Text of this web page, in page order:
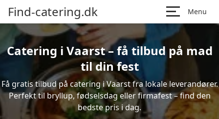
Find-catering.dk Menu
Catering i Vaarst – få tilbud på mad
til din fest
Få gratis tilbud på catering i Vaarst fra lokale leverandører.
Perfekt til bryllup, fødselsdag eller firmafest – find den
bedste pris i dag.